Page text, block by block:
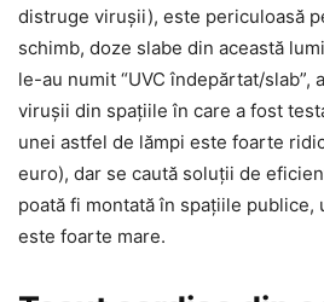
distruge viruşii), este periculoasă
schimb, doze slabe din această
le-au numit “UVC îndepărtat/slab”,
viruşii din spaţiile în care a fost
unei astfel de lămpi este foarte
euro), dar se caută soluţii de
poată fi montată în spaţiile
este foarte mare.